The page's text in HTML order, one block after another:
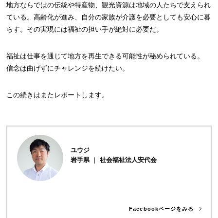
地方ならではの伝統や特産物、観光資源は地域の人たちで支えられ
ている。高齢化が進み、自分の家族が介護を必要としても安心に暮
らす。その実現には福祉の担い手が絶対に必要だ。
福祉は仕事を通じて地方を再生できる可能性が秘められている。
信念は曲げずにチャレンジを続けたい。
この続きはまたレポートします。
ユウジ
岩手県
社会福祉法人安代会
Facebookページをみる